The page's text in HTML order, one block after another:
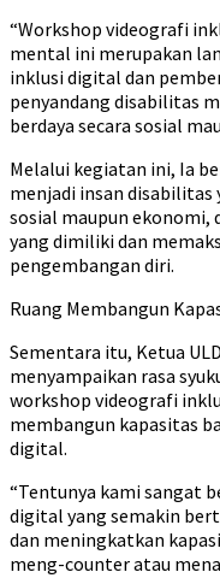
“Workshop videografi
mental ini merupakan
inklusi digital dan
penyandang disabilitas
berdaya secara sosial
Melalui kegiatan ini, Ia
menjadi insan disabilitas
sosial maupun
yang dimiliki dan
pengembangan diri.
Ruang Membangun
Sementara itu, Ketua
menyampaikan rasa
workshop videografi
membangun kapasitas
digital.
“Tentunya kami sangat
digital yang semakin
dan meningkatkan
meng-counter atau